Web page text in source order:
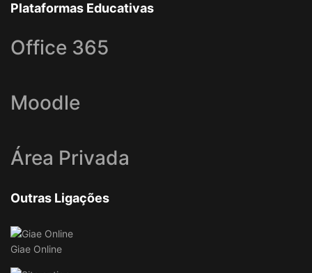
Plataformas Educativas
Office 365
Moodle
Área Privada
Outras Ligações
Giae Online